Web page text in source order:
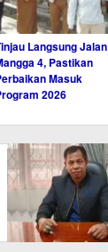
Langsung Jalan
4, Pastikan
Masuk
2026